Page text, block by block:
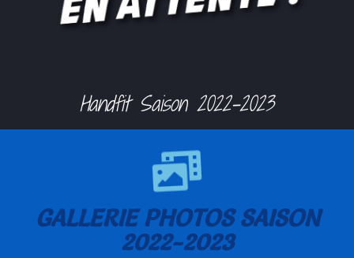
Handfit Saison 2022-2023
GALLERIE PHOTOS SAISON
2022-2023